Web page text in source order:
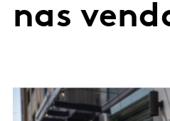
nas